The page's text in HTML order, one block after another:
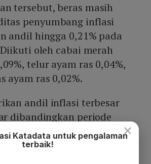
tersebut, beras masih
penyumbang inflasi
andil hingga 0,21% pada
oleh cabai merah
telur ayam ras 0,04%,
ayam ras 0,02%.
andil inflasi terbesar
dibandingkan periode
Habibullah.
beras mencatatkan
×
Katadata untuk pengalaman
terbaik!